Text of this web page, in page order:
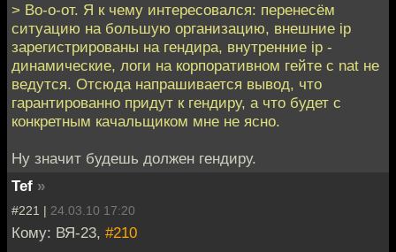
> Во-о-от. Я к чему интересовался: перенесём
ситуацию на большую организацию, внешние ip
зарегистрированы на гендира, внутренние ip -
динамические, логи на корпоративном гейте с nat не
ведутся. Отсюда напрашивается вывод, что
гарантированно придут к гендиру, а что будет с
конкретным качальщиком мне не ясно.
Ну значит будешь должен гендиру.
Tef »
#221 | 24.03.10 17:20
Кому: ВЯ-23, #210